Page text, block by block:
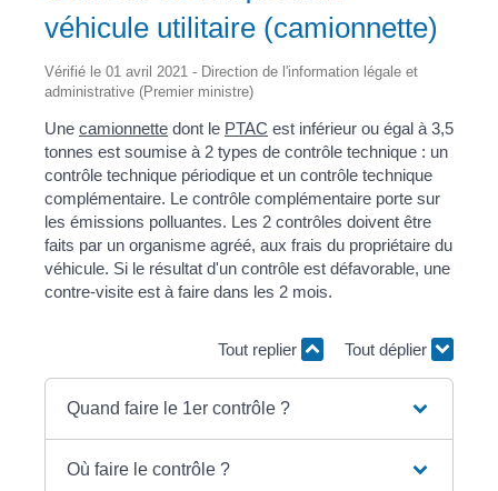
véhicule utilitaire (camionnette)
Vérifié le 01 avril 2021 - Direction de l'information légale et
administrative (Premier ministre)
Une camionnette dont le PTAC est inférieur ou égal à 3,5
tonnes est soumise à 2 types de contrôle technique : un
contrôle technique périodique et un contrôle technique
complémentaire. Le contrôle complémentaire porte sur
les émissions polluantes. Les 2 contrôles doivent être
faits par un organisme agréé, aux frais du propriétaire du
véhicule. Si le résultat d'un contrôle est défavorable, une
contre-visite est à faire dans les 2 mois.
Tout replier Tout déplier
Quand faire le 1er contrôle ?
Où faire le contrôle ?